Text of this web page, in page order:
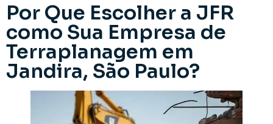
Por Que Escolher a JFR
como Sua Empresa de
Terraplanagem em
Jandira, São Paulo?